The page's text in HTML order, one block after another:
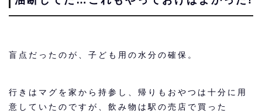
盲点だったのが、子ども用の水分の確保。
行きはマグを家から持参し、帰りもおやつは十分に用
意していたのですが、飲み物は駅の売店で買った